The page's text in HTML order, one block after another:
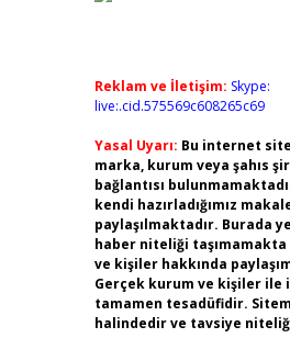
Reklam ve İletişim: Skype:
live:.cid.575569c608265c69
Yasal Uyarı: Bu internet
marka, kurum veya şahıs
bağlantısı
kendi hazırladığımız
paylaşılmaktadır. Burada
haber niteliği
ve kişiler hakkında
Gerçek kurum ve kişiler
tamamen tesadüfidir.
halindedir ve tavsiye